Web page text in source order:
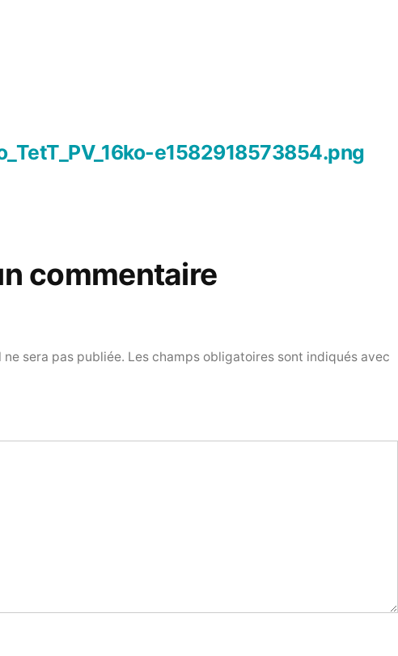
e1582918573854.png
commentaire
sera pas publiée. Les champs obligatoires sont indiqués avec